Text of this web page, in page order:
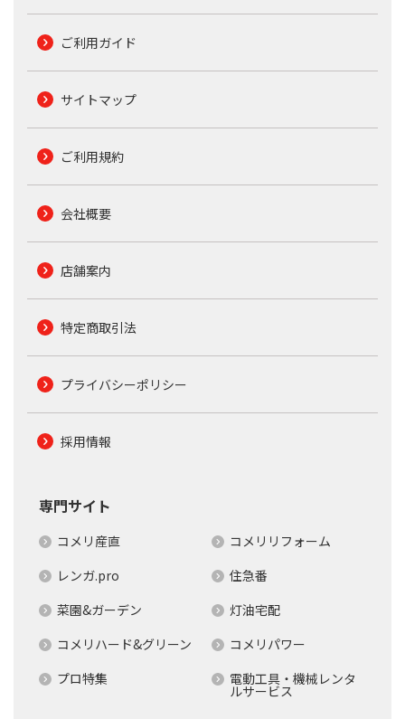
ご利用ガイド
サイトマップ
ご利用規約
会社概要
店舗案内
特定商取引法
プライバシーポリシー
採用情報
専門サイト
コメリ産直
コメリリフォーム
レンガ.pro
住急番
菜園&ガーデン
灯油宅配
コメリハード&グリーン
コメリパワー
プロ特集
電動工具・機械レンタ
ルサービス